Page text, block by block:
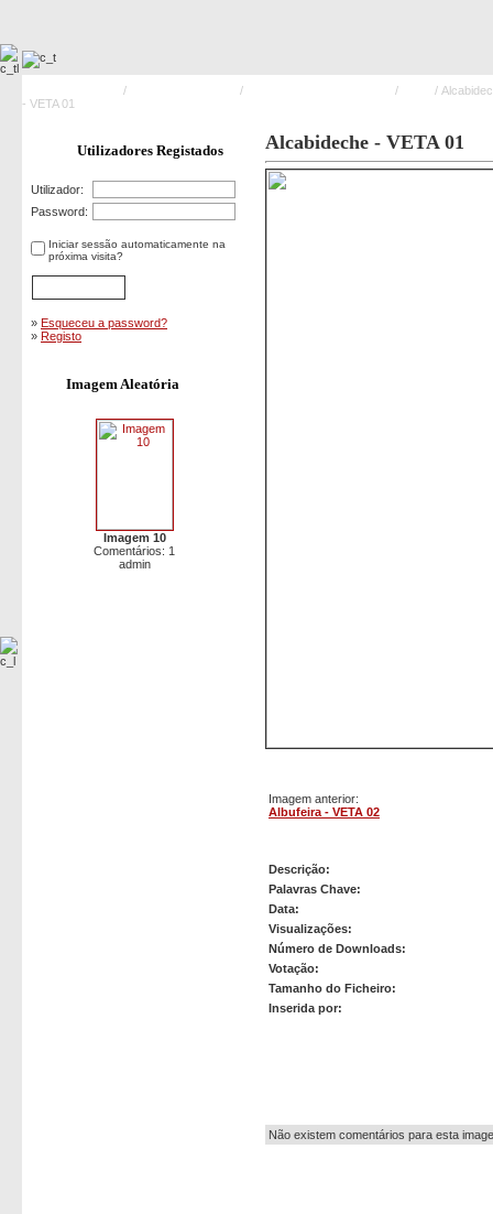
/ / /
/
- VETA 01
Utilizadores Registados
Utilizador:
Password:
Iniciar sessão automaticamente na
próxima visita?
» Esqueceu a password?
» Registo
Imagem Aleatória
Imagem 10
Comentários: 1
admin
Alcabideche - VETA 01
Imagem anterior:
Albufeira - VETA 02
Descrição:
Palavras Chave:
Data:
Visualizações:
Número de Downloads:
Votação:
Tamanho do Ficheiro:
Inserida por:
Não existem comentários para esta